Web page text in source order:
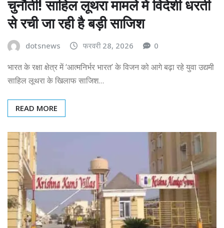
चुनौती! साहिल लूथरा मामले में विदेशी धरती
से रची जा रही है बड़ी साजिश
dotsnews फरवरी 28, 2026 0
भारत के रक्षा क्षेत्र में ‘आत्मनिर्भर भारत’ के विजन को आगे बढ़ा रहे युवा उद्यमी
साहिल लूथरा के खिलाफ साजिश…
READ MORE